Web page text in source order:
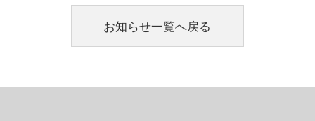
お知らせ一覧へ戻る